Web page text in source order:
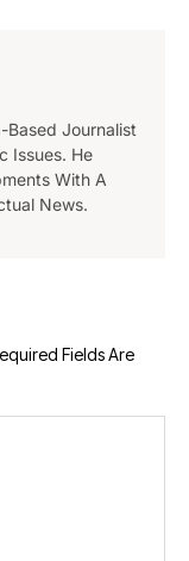
Based Journalist
Issues. He
With A
News.
Fields Are